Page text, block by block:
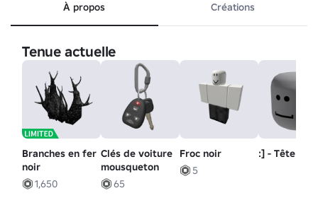
À propos Créations
Tenue actuelle
Branches en fer
noir
1,650
Clés de voiture
mousqueton
65
Froc noir
5
:] - Tête